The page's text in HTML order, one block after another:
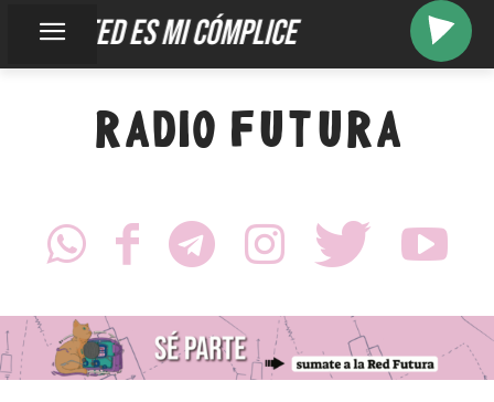
usted es mi cómplice
RADIO FUTURA